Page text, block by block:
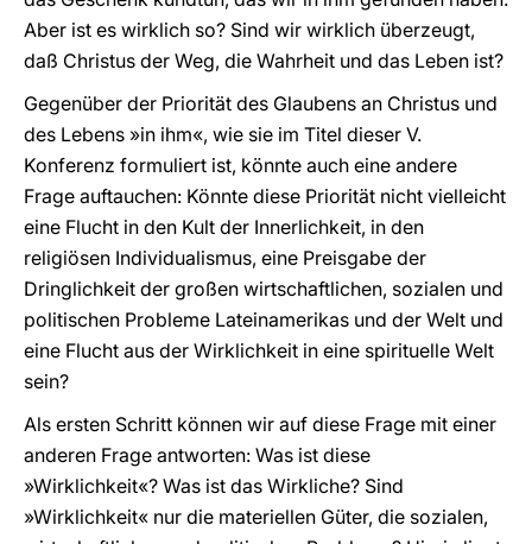
Aber ist es wirklich so? Sind wir wirklich überzeugt,
daß Christus der Weg, die Wahrheit und das Leben ist?
Gegenüber der Priorität des Glaubens an Christus und
des Lebens »in ihm«, wie sie im Titel dieser V.
Konferenz formuliert ist, könnte auch eine andere
Frage auftauchen: Könnte diese Priorität nicht vielleicht
eine Flucht in den Kult der Innerlichkeit, in den
religiösen Individualismus, eine Preisgabe der
Dringlichkeit der großen wirtschaftlichen, sozialen und
politischen Probleme Lateinamerikas und der Welt und
eine Flucht aus der Wirklichkeit in eine spirituelle Welt
sein?
Als ersten Schritt können wir auf diese Frage mit einer
anderen Frage antworten: Was ist diese
»Wirklichkeit«? Was ist das Wirkliche? Sind
»Wirklichkeit« nur die materiellen Güter, die sozialen,